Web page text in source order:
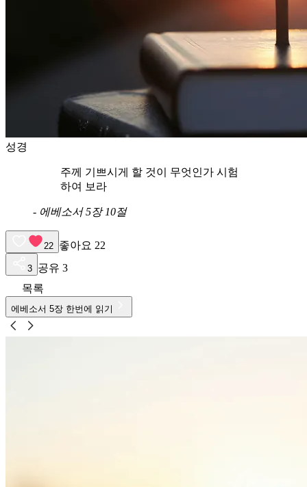
성경
주께 기쁘시게 할 것이 무엇인가 시험
하여 보라
- 에베소서 5장 10절
22 좋아요 22
3 공유 3
목록
에베소서 5장 한번에 읽기